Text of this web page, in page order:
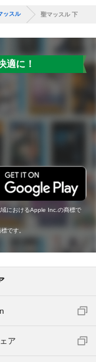
ッスル 聖マッスル 下
適に！
におけるApple Inc.の商標で
です。
ア